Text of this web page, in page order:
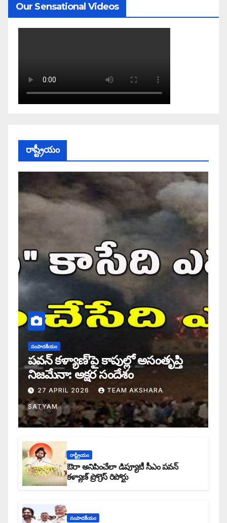
Our Sensational Videos
రాష్ట్రీయం
సంపాదకీయం
పవన్ కళ్యాణ్’పై కాపుల్లో అసంతృప్తి
నిజమేనా: అక్షర సందేశం
27 APRIL 2026 TEAM AKSHARA
SATYAM
రాష్ట్రీయం
ఔరా అనిపించేలా డిప్యూటీ సీఎం పవన్
కళ్యాణ్ ప్రోగ్రెస్ రిపోర్టు
సంపాదకీయం